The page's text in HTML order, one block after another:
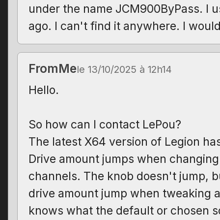
under the name JCM900ByPass. I
ago. I can't find it anywhere. I
FromMele 13/10/2025 à 12h14
Hello.
So how can I contact LePou?
The latest X64 version of Legion
Drive amount jumps when
channels. The knob doesn't jump,
drive amount jump when tweaking
knows what the default or chosen